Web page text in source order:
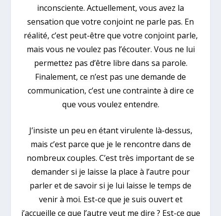
inconsciente. Actuellement, vous avez la
sensation que votre conjoint ne parle pas. En
réalité, c’est peut-être que votre conjoint parle,
mais vous ne voulez pas l’écouter. Vous ne lui
permettez pas d’être libre dans sa parole.
Finalement, ce n’est pas une demande de
communication, c’est une contrainte à dire ce
que vous voulez entendre.
J’insiste un peu en étant virulente là-dessus,
mais c’est parce que je le rencontre dans de
nombreux couples. C’est très important de se
demander si je laisse la place à l’autre pour
parler et de savoir si je lui laisse le temps de
venir à moi. Est-ce que je suis ouvert et
j’accueille ce que l’autre veut me dire ? Est-ce que